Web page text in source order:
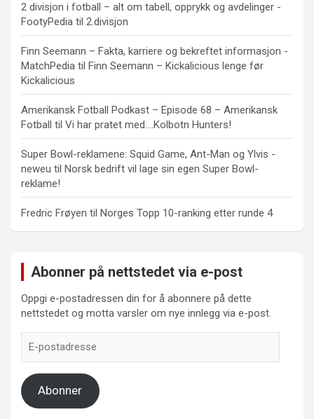
2 divisjon i fotball – alt om tabell, opprykk og avdelinger -
FootyPedia til 2.divisjon
Finn Seemann – Fakta, karriere og bekreftet informasjon -
MatchPedia til Finn Seemann – Kickalicious lenge før
Kickalicious
Amerikansk Fotball Podkast – Episode 68 – Amerikansk
Fotball til Vi har pratet med….Kolbotn Hunters!
Super Bowl-reklamene: Squid Game, Ant-Man og Ylvis -
neweu til Norsk bedrift vil lage sin egen Super Bowl-
reklame!
Fredric Frøyen til Norges Topp 10-ranking etter runde 4
Abonner på nettstedet via e-post
Oppgi e-postadressen din for å abonnere på dette
nettstedet og motta varsler om nye innlegg via e-post.
postadresse
Abonner